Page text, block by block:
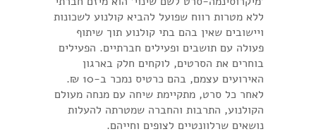
ללא מטרות רווח שפועל להביא קולנוע לשכונות
ויישובים שאין בהם בתי קולנוע תוך שיתוף
פעולה עם תושבים ופעילים חברתיים. הפעילים
בוחרים את הסרטים, לוקחים חלק בארגון
האירועים עצמם, בהם כרטיס נמכר ב-10 ₪.
לאחר כל סרט, מתקיימת שיחה עם מנחה מעולם
הקולנוע, התרבות והחברה שמטרתה להעלות
נושאים שרלוונטיים לצופים וחייהם.